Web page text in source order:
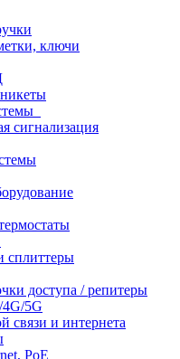
ключи
сигнализация
сплиттеры
доступа / репитеры
5G
связи и интернета
PoE